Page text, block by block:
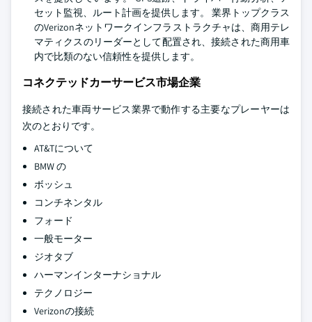
セット監視、ルート計画を提供します。 業界トップクラス
のVerizonネットワークインフラストラクチャは、商用テレ
マティクスのリーダーとして配置され、接続された商用車
内で比類のない信頼性を提供します。
コネクテッドカーサービス市場企業
接続された車両サービス業界で動作する主要なプレーヤーは
次のとおりです。
AT&Tについて
BMW の
ボッシュ
コンチネンタル
フォード
一般モーター
ジオタブ
ハーマンインターナショナル
テクノロジー
Verizonの接続